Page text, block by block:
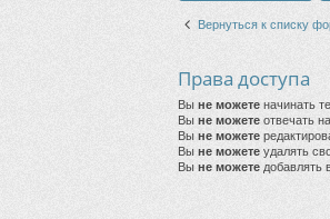
Вернуться к списку
Права доступа
Вы не можете начинать
Вы не можете отвечать
Вы не можете
Вы не можете удалять
Вы не можете добавлять